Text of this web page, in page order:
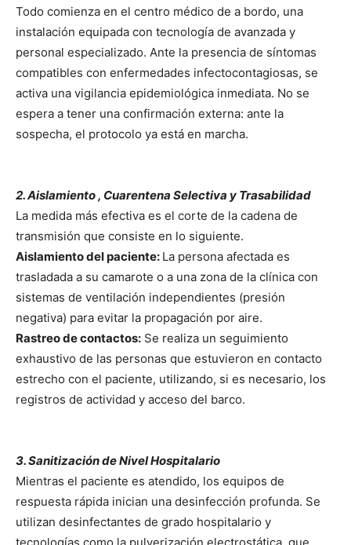
Todo comienza en el centro médico de a bordo, una
instalación equipada con tecnología de avanzada y
personal especializado. Ante la presencia de síntomas
compatibles con enfermedades infectocontagiosas, se
activa una vigilancia epidemiológica inmediata. No se
espera a tener una confirmación externa: ante la
sospecha, el protocolo ya está en marcha.
2. Aislamiento , Cuarentena Selectiva y Trasabilidad
La medida más efectiva es el corte de la cadena de
transmisión que consiste en lo siguiente.
Aislamiento del paciente: La persona afectada es
trasladada a su camarote o a una zona de la clínica con
sistemas de ventilación independientes (presión
negativa) para evitar la propagación por aire.
Rastreo de contactos: Se realiza un seguimiento
exhaustivo de las personas que estuvieron en contacto
estrecho con el paciente, utilizando, si es necesario, los
registros de actividad y acceso del barco.
3. Sanitización de Nivel Hospitalario
Mientras el paciente es atendido, los equipos de
respuesta rápida inician una desinfección profunda. Se
utilizan desinfectantes de grado hospitalario y